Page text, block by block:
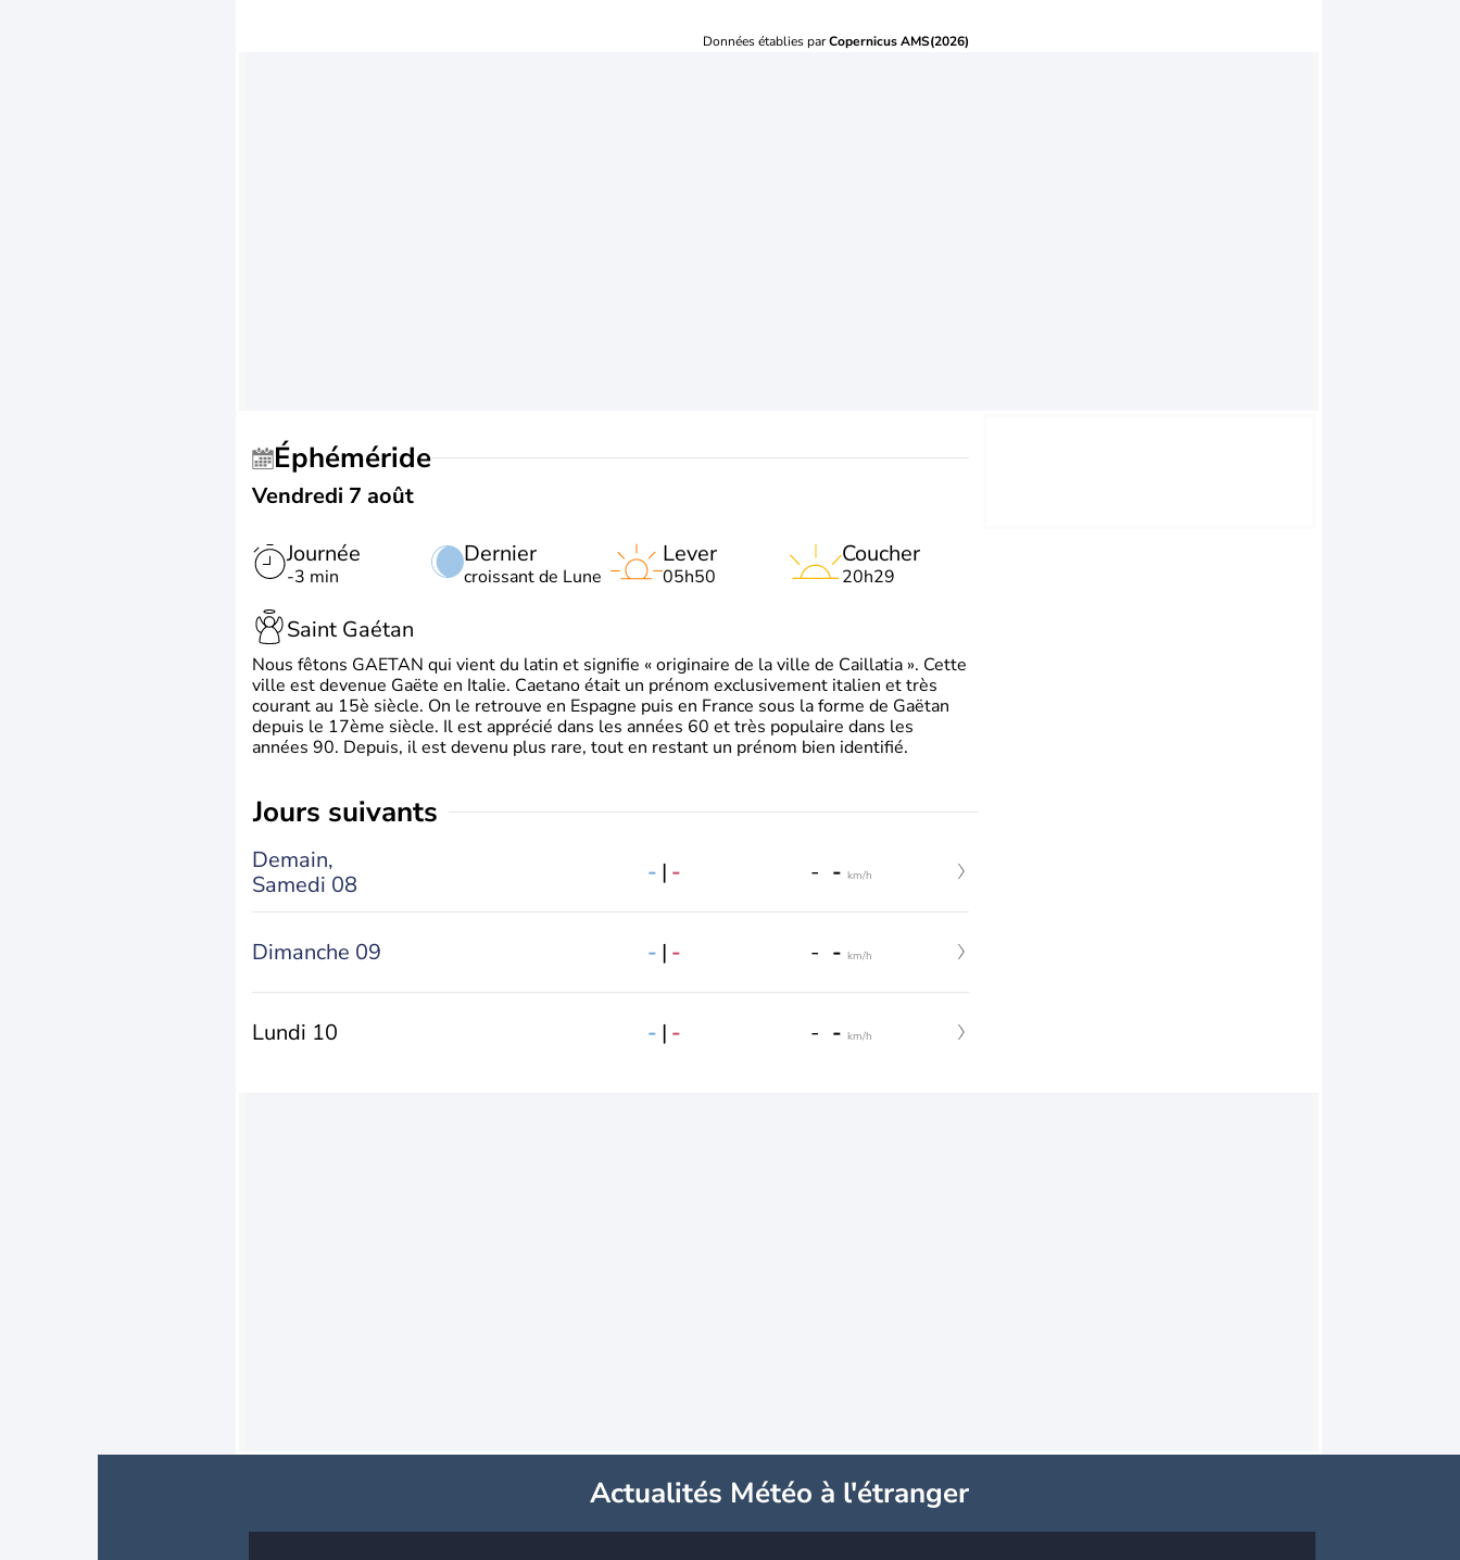
Données établies parCopernicus AMS(2026)
Éphéméride
Vendredi 7 août
Journée
-3 min
Dernier
croissant de Lune
Lever
05h50
Coucher
20h29
Saint Gaétan
Nous fêtons GAETAN qui vient du latin et signifie « originaire de la ville de Caillatia ». Cette
ville est devenue Gaëte en Italie. Caetano était un prénom exclusivement italien et très
courant au 15è siècle. On le retrouve en Espagne puis en France sous la forme de Gaëtan
depuis le 17ème siècle. Il est apprécié dans les années 60 et très populaire dans les
années 90. Depuis, il est devenu plus rare, tout en restant un prénom bien identifié.
jours suivants
Demain,
Samedi 08
- | - - - km/h
Dimanche 09 - | - - - km/h
Lundi 10 - | - - - km/h
Actualités Météo à l'étranger